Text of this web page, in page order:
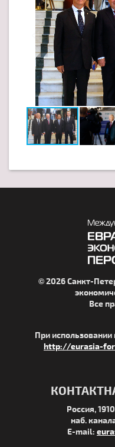
© 2026 Санкт-
Все
При
http://eurasia-
Россия,
наб.
E-mail: